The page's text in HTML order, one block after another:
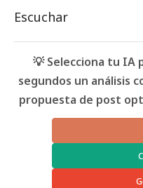
Escuchar
💡 Selecciona tu IA
segundos un análisis
propuesta de post